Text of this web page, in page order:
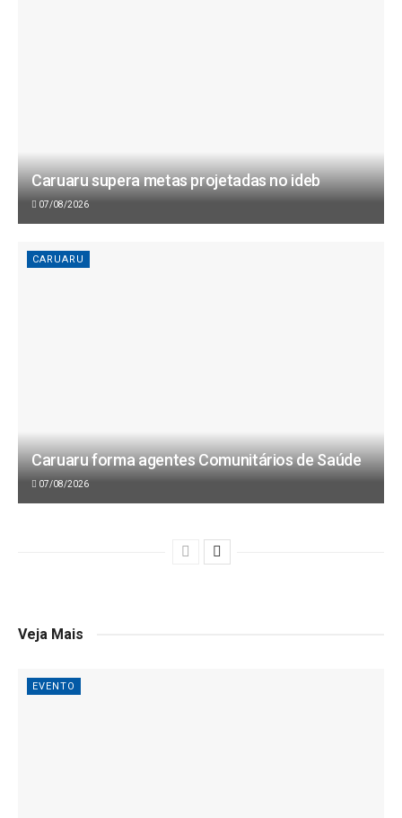
Caruaru supera metas projetadas no ideb
07/08/2026
CARUARU
Caruaru forma agentes Comunitários de Saúde
07/08/2026
Veja Mais
EVENTO